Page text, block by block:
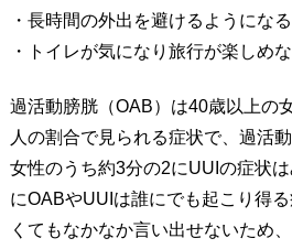
・長時間の外出を避けるようになる
・トイレが気になり旅行が楽しめ
過活動膀胱（OAB）は40歳以上の
人の割合で見られる症状で、過活
女性のうち約3分の2にUUIの症状
にOABやUUIは誰にでも起こり得
くてもなかなか言い出せないため